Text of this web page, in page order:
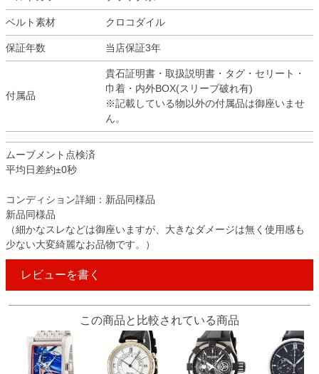
ベルト素材 クロコダイル
保証年数 当店保証3年
付属品
貴石証明書・取扱説明書・タグ・セリート・
巾着・内外BOX(スリーブ破れ有)
※記載している物以外の付属品は御座いませ
ん。
ムーブメント点検済
平均日差約±0秒
コンディション詳細：新品同様品
新品同様品
（細かなスレなどは御座いますが、大きなダメージは無く使用感も
少ない大変綺麗なお品物です。）
レビューを書く
この商品と比較されている商品